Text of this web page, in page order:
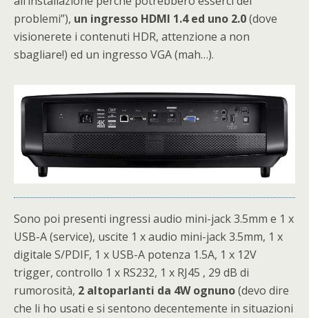
problemi”), un ingresso HDMI 1.4 ed uno 2.0(dove
visionerete i contenuti HDR, attenzione a non
sbagliare!) ed un ingresso VGA (mah…).
Sono poi presenti ingressi audio mini-jack 3.5mm e 1 x
USB-A (service), uscite 1 x audio mini-jack 3.5mm, 1 x
digitale S/PDIF, 1 x USB-A potenza 1.5A, 1 x 12V
trigger, controllo 1 x RS232, 1 x RJ45 , 29 dB di
rumorosità, 2 altoparlanti da 4W ognuno(devo dire
che li ho usati e si sentono decentemente in situazioni